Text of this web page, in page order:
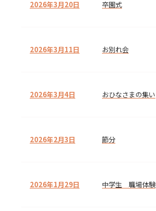
2026年3月20日 卒園式
2026年3月11日 お別れ会
2026年3月4日 おひなさまの集い
2026年2月3日 節分
2026年1月29日 中学生 職場体験